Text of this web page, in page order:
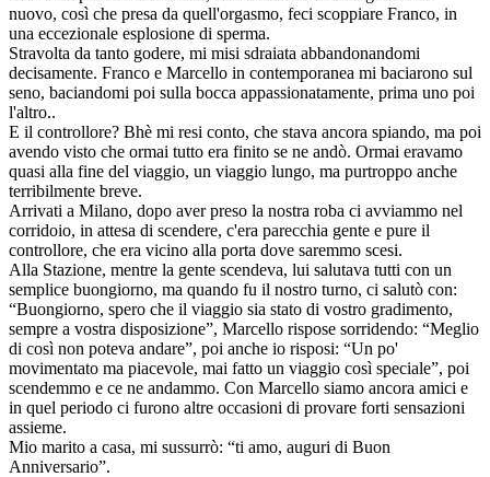
nuovo, così che presa da quell'orgasmo, feci scoppiare Franco, in
una eccezionale esplosione di sperma.
Stravolta da tanto godere, mi misi sdraiata abbandonandomi
decisamente. Franco e Marcello in contemporanea mi baciarono sul
seno, baciandomi poi sulla bocca appassionatamente, prima uno poi
l'altro..
E il controllore? Bhè mi resi conto, che stava ancora spiando, ma poi
avendo visto che ormai tutto era finito se ne andò. Ormai eravamo
quasi alla fine del viaggio, un viaggio lungo, ma purtroppo anche
terribilmente breve.
Arrivati a Milano, dopo aver preso la nostra roba ci avviammo nel
corridoio, in attesa di scendere, c'era parecchia gente e pure il
controllore, che era vicino alla porta dove saremmo scesi.
Alla Stazione, mentre la gente scendeva, lui salutava tutti con un
semplice buongiorno, ma quando fu il nostro turno, ci salutò con:
“Buongiorno, spero che il viaggio sia stato di vostro gradimento,
sempre a vostra disposizione”, Marcello rispose sorridendo: “Meglio
di così non poteva andare”, poi anche io risposi: “Un po'
movimentato ma piacevole, mai fatto un viaggio così speciale”, poi
scendemmo e ce ne andammo. Con Marcello siamo ancora amici e
in quel periodo ci furono altre occasioni di provare forti sensazioni
assieme.
Mio marito a casa, mi sussurrò: “ti amo, auguri di Buon
Anniversario”.